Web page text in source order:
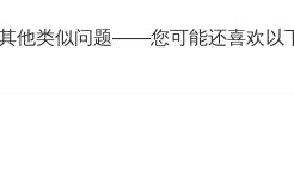
他类似问题——您可能还喜欢以